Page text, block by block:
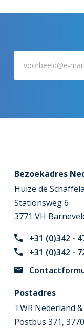
Bezoekadres
Huize de
Stationsweg 6
3771 VH
+31 (0)342 -
+31 (0)342 -
Postadres
TWR Nederland
Postbus 371, 3770